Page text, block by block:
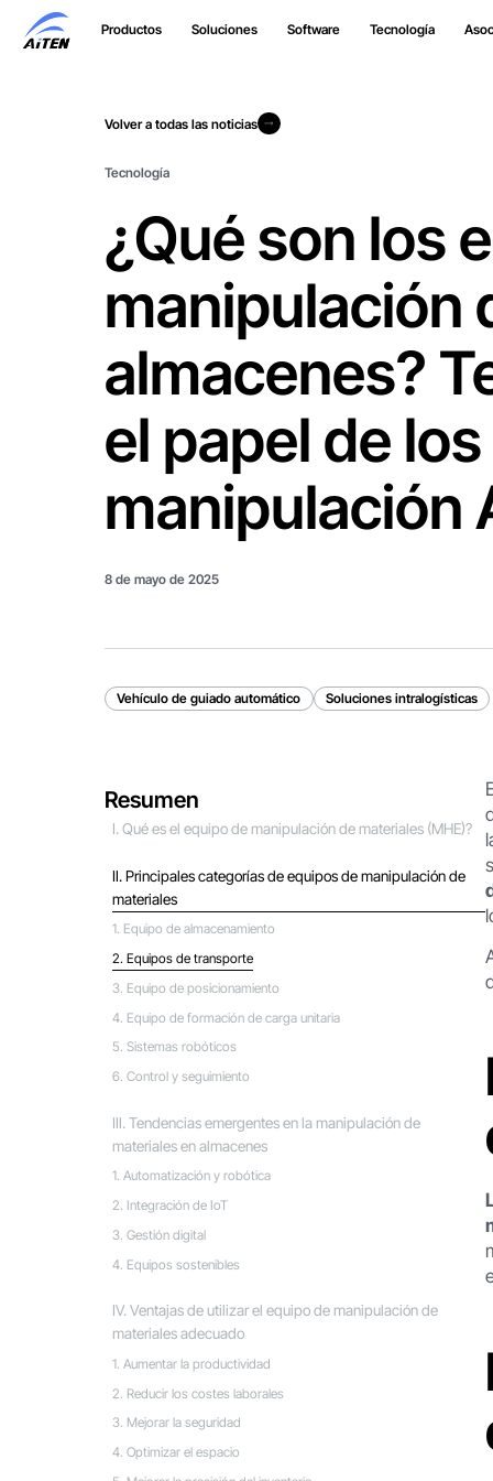
Productos Soluciones Software Tecnología
Volver a todas las noticias
Tecnología
¿Qué son los
manipulación
almacenes?
el papel de
manipulación
8 de mayo de 2025
Vehículo de guiado automático Soluciones intralogísticas
Resumen
Ⅰ. Qué es el equipo de manipulación de materiales (MHE)?
Ⅱ. Principales categorías de equipos de manipulación de
materiales
1. Equipo de almacenamiento
2. Equipos de transporte
3. Equipo de posicionamiento
4. Equipo de formación de carga unitaria
5. Sistemas robóticos
6. Control y seguimiento
Ⅲ. Tendencias emergentes en la manipulación de
materiales en almacenes
1. Automatización y robótica
2. Integración de IoT
3. Gestión digital
4. Equipos sostenibles
Ⅳ. Ventajas de utilizar el equipo de manipulación de
materiales adecuado
1. Aumentar la productividad
2. Reducir los costes laborales
3. Mejorar la seguridad
4. Optimizar el espacio